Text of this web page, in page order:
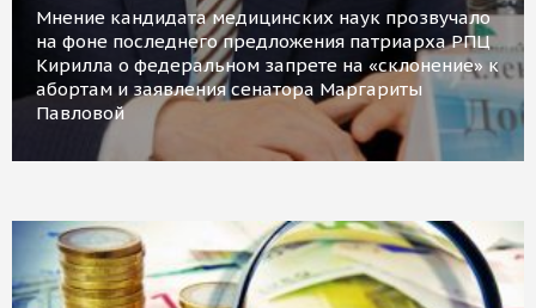
Мнение кандидата медицинских наук прозвучало
на фоне последнего предложения патриарха РПЦ
Кирилла о федеральном запрете на «склонение» к
абортам и заявления сенатора Маргариты
Павловой